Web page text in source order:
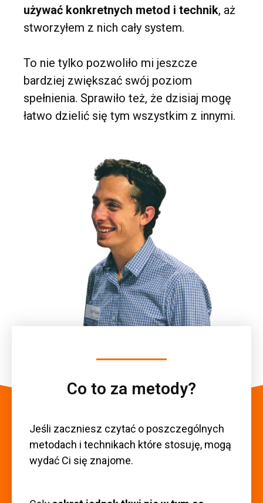
używać konkretnych metod i technik, aż
stworzyłem z nich cały system.
To nie tylko pozwoliło mi jeszcze
bardziej zwiększać swój poziom
spełnienia. Sprawiło też, że dzisiaj mogę
łatwo dzielić się tym wszystkim z innymi.
Co to za metody?
Jeśli zaczniesz czytać o poszczególnych
metodach i technikach które stosuję, mogą
wydać Ci się znajome.